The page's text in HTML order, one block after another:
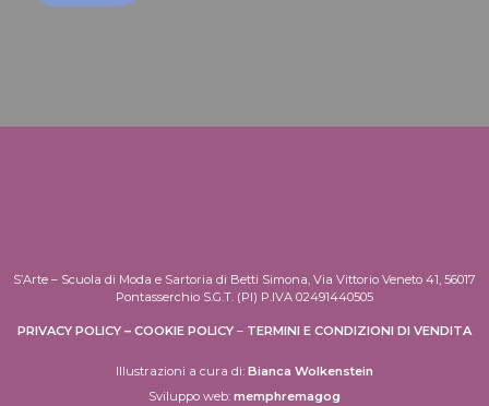
S’Arte – Scuola di Moda e Sartoria di Betti Simona, Via Vittorio Veneto 41, 56017
Pontasserchio S.G.T. (PI) P.IVA 02491440505
PRIVACY POLICY – COOKIE POLICY – TERMINI E CONDIZIONI DI VENDITA
Illustrazioni a cura di: Bianca Wolkenstein
Sviluppo web: memphremagog